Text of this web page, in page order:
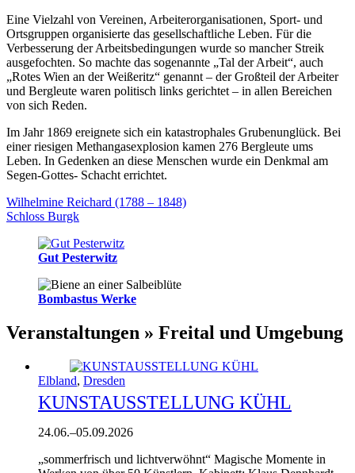
Eine Vielzahl von Vereinen, Arbeiterorganisationen, Sport- und
Ortsgruppen organisierte das gesellschaftliche Leben. Für die
Verbesserung der Arbeitsbedingungen wurde so mancher Streik
ausgefochten. So machte das sogenannte „Tal der Arbeit“, auch
„Rotes Wien an der Weißeritz“ genannt – der Großteil der Arbeiter
und Bergleute waren politisch links gerichtet – in allen Bereichen
von sich Reden.
Im Jahr 1869 ereignete sich ein katastrophales Grubenunglück. Bei
einer riesigen Methangasexplosion kamen 276 Bergleute ums
Leben. In Gedenken an diese Menschen wurde ein Denkmal am
Segen-Gottes- Schacht errichtet.
Wilhelmine Reichard (1788 – 1848)
Schloss Burgk
Gut Pesterwitz
Bombastus Werke
Veranstaltungen » Freital und Umgebung
Elbland, Dresden
KUNSTAUSSTELLUNG KÜHL
24.06.–05.09.2026
„sommerfrisch und lichtverwöhnt“ Magische Momente in